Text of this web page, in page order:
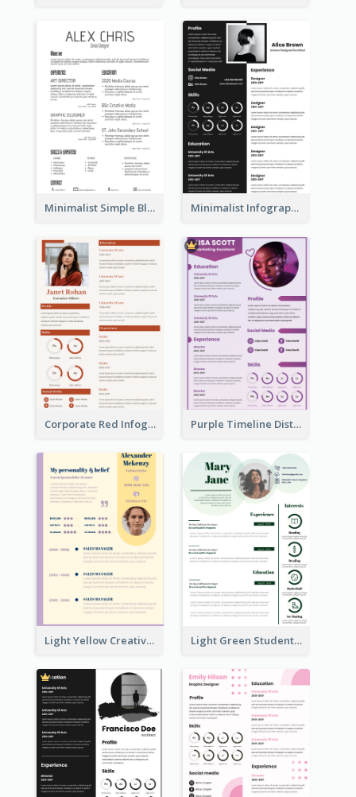
Minimalist Simple Black Resume Minimalist Infographic Resume
Corporate Red Infographic Resume Purple Timeline Distinguished Resume
Light Yellow Creative Resume Light Green Student Resume